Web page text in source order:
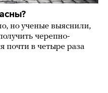
но ученые выяснили,
черепно-
почти в четыре раза